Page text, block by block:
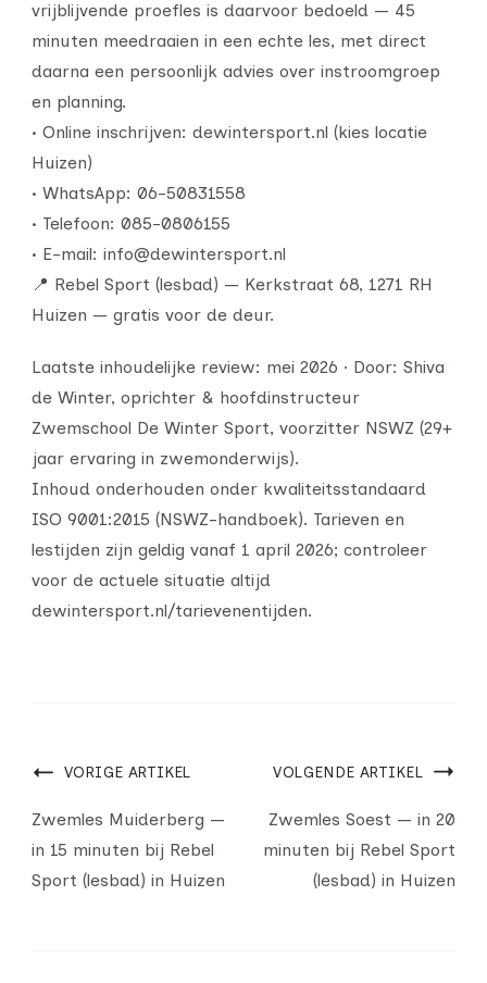
vrijblijvende proefles is daarvoor bedoeld — 45
minuten meedraaien in een echte les, met direct
daarna een persoonlijk advies over instroomgroep
en planning.
• Online inschrijven: dewintersport.nl (kies locatie
Huizen)
• WhatsApp: 06-50831558
• Telefoon: 085-0806155
• E-mail: info@dewintersport.nl
📍 Rebel Sport (lesbad) — Kerkstraat 68, 1271 RH
Huizen — gratis voor de deur.
Laatste inhoudelijke review: mei 2026 · Door: Shiva
de Winter, oprichter & hoofdinstructeur
Zwemschool De Winter Sport, voorzitter NSWZ (29+
jaar ervaring in zwemonderwijs).
Inhoud onderhouden onder kwaliteitsstandaard
ISO 9001:2015 (NSWZ-handboek). Tarieven en
lestijden zijn geldig vanaf 1 april 2026; controleer
voor de actuele situatie altijd
dewintersport.nl/tarievenentijden.
VORIGE ARTIKEL
Zwemles Muiderberg —
in 15 minuten bij Rebel
Sport (lesbad) in Huizen
VOLGENDE ARTIKEL
Zwemles Soest — in 20
minuten bij Rebel Sport
(lesbad) in Huizen